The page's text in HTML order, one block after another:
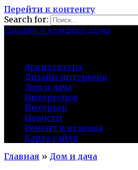
Перейти к контенту
Search for:
Дизайн и комфорт дома
Архитектура
Дизайн интерьера
Дом и дача
Интересное
Интерьер
Новости
Ремонт и отделка
Карта сайта
Главная » Дом и дача